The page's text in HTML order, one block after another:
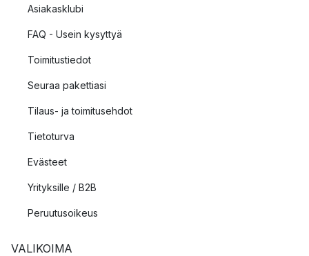
Asiakasklubi
FAQ - Usein kysyttyä
Toimitustiedot
Seuraa pakettiasi
Tilaus- ja toimitusehdot
Tietoturva
Evästeet
Yrityksille / B2B
Peruutusoikeus
VALIKOIMA